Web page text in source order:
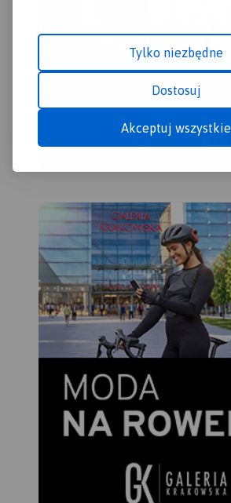
Tylko niezbędne
Dostosuj
Akceptuj wszystkie